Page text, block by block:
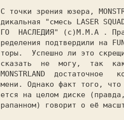
C точки зрения юзера,
дикальная
"смесь LASER
ГО
НАСЛЕДИЯ"
(c)М.М.A .
ределения подтвердили на
торы.
Успешно ли это
сказать  не  могу,
так
MONSTRLAND
достаточное
мени. Однако факт того, что
ется на целом диске
рапанном) говорит о её